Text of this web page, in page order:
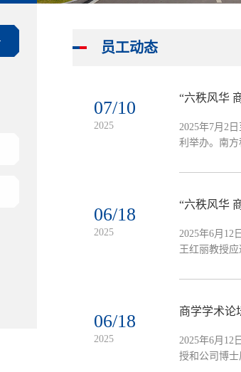
员工动态
07/10
2025
“六秩风华
2025年7月2
利举办。南
郝帅博士首
06/18
2025
“六秩风华
2025年6月12
王红丽教授应
06/18
2025
商学学术论
2025年6月12
授和公司博